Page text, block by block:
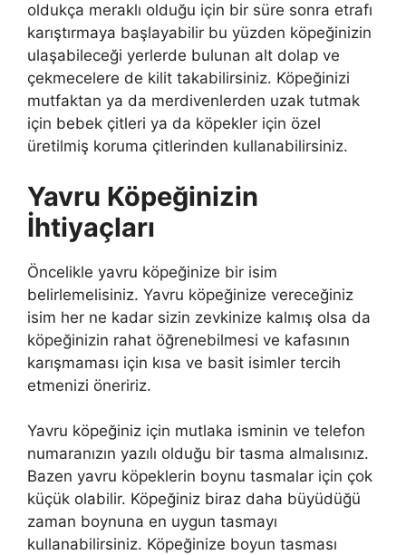
oldukça meraklı olduğu için bir süre sonra etrafı
karıştırmaya başlayabilir bu yüzden köpeğinizin
ulaşabileceği yerlerde bulunan alt dolap ve
çekmecelere de kilit takabilirsiniz. Köpeğinizi
mutfaktan ya da merdivenlerden uzak tutmak
için bebek çitleri ya da köpekler için özel
üretilmiş koruma çitlerinden kullanabilirsiniz.
Yavru Köpeğinizin
İhtiyaçları
Öncelikle yavru köpeğinize bir isim
belirlemelisiniz. Yavru köpeğinize vereceğiniz
isim her ne kadar sizin zevkinize kalmış olsa da
köpeğinizin rahat öğrenebilmesi ve kafasının
karışmaması için kısa ve basit isimler tercih
etmenizi öneririz.
Yavru köpeğiniz için mutlaka isminin ve telefon
numaranızın yazılı olduğu bir tasma almalısınız.
Bazen yavru köpeklerin boynu tasmalar için çok
küçük olabilir. Köpeğiniz biraz daha büyüdüğü
zaman boynuna en uygun tasmayı
kullanabilirsiniz. Köpeğinize boyun tasması